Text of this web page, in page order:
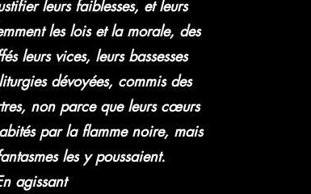
leurs faiblesses, et leurs
les lois et la morale, des
leurs vices, leurs bassesses
dévoyées, commis des
non parce que leurs cœurs
par la flamme noire, mais
les y poussaient.
agissant